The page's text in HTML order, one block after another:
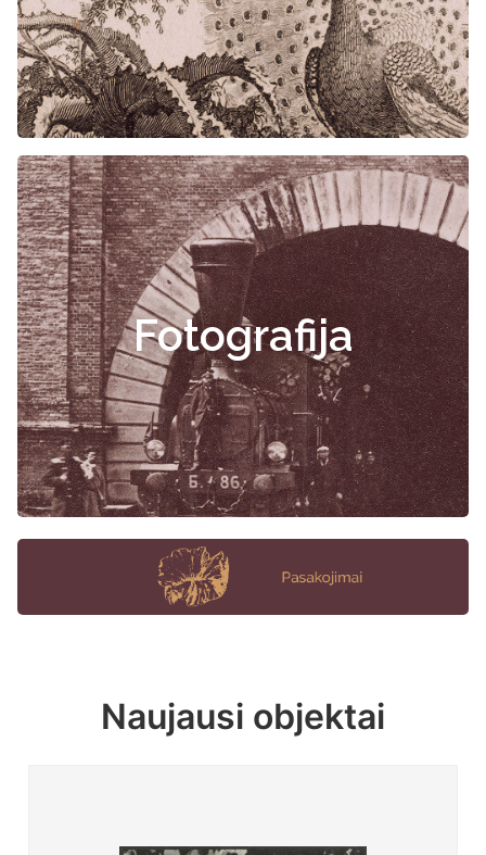
Fotografija
Naujausi objektai